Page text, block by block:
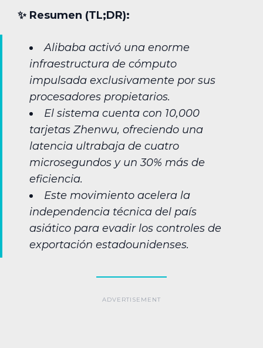
✨︎ Resumen (TL;DR):
Alibaba activó una enorme
infraestructura de cómputo
impulsada exclusivamente por sus
procesadores propietarios.
El sistema cuenta con 10,000
tarjetas Zhenwu, ofreciendo una
latencia ultrabaja de cuatro
microsegundos y un 30% más de
eficiencia.
Este movimiento acelera la
independencia técnica del país
asiático para evadir los controles de
exportación estadounidenses.